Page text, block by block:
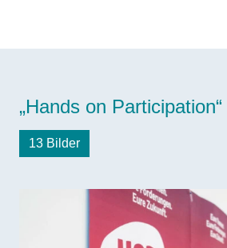
„Hands on Participation“
13 Bilder